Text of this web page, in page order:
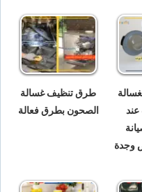
وجدة
طرق تنظيف غسالة
الصحون بطرق فعالة